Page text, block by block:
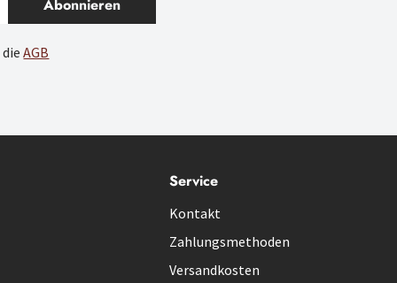
Abonnieren
dieAGB
Service
Kontakt
Zahlungsmethoden
Versandkosten